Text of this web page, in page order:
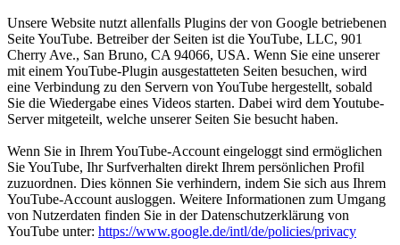
Unsere Website nutzt allenfalls Plugins der von Google betriebenen
Seite YouTube. Betreiber der Seiten ist die YouTube, LLC, 901
Cherry Ave., San Bruno, CA 94066, USA. Wenn Sie eine unserer
mit einem YouTube-Plugin ausgestatteten Seiten besuchen, wird
eine Verbindung zu den Servern von YouTube hergestellt, sobald
Sie die Wiedergabe eines Videos starten. Dabei wird dem Youtube-
Server mitgeteilt, welche unserer Seiten Sie besucht haben.
Wenn Sie in Ihrem YouTube-Account eingeloggt sind ermöglichen
Sie YouTube, Ihr Surfverhalten direkt Ihrem persönlichen Profil
zuzuordnen. Dies können Sie verhindern, indem Sie sich aus Ihrem
YouTube-Account ausloggen. Weitere Informationen zum Umgang
von Nutzerdaten finden Sie in der Datenschutzerklärung von
YouTube unter: https://www.google.de/intl/de/policies/privacy